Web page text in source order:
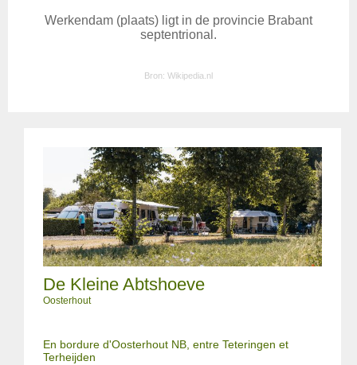
Werkendam (plaats) ligt in de provincie Brabant
septentrional.
Bron: Wikipedia.nl
De Kleine Abtshoeve
Oosterhout
En bordure d'Oosterhout NB, entre Teteringen et
Terheijden